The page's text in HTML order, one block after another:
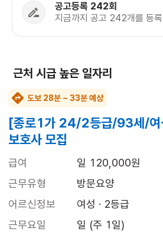
공고등록 242회
지금까지 공고 242개를 등
근처 시급 높은 일자리
도보 28분 ~ 33분 예상
[종로1가 24/2등급/93세/여
보호사 모집
급여
일 120,000원
근무유형
방문요양
어르신정보
여성 · 2등급
근무요일
일 (주 1일)